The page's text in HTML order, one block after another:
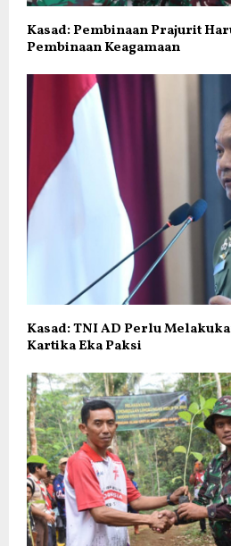
Kasad: Pembinaan Prajurit
Pembinaan Keagamaan
Kasad: TNI AD Perlu
Kartika Eka Paksi